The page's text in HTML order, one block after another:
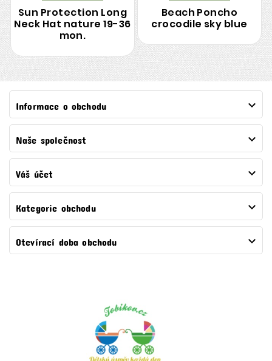
Sun Protection Long
Neck Hat nature 19-36
mon.
Beach Poncho
crocodile sky blue
Informace o obchodu 
Naše společnost 
Váš účet 
Kategorie obchodu 
Otevírací doba obchodu 